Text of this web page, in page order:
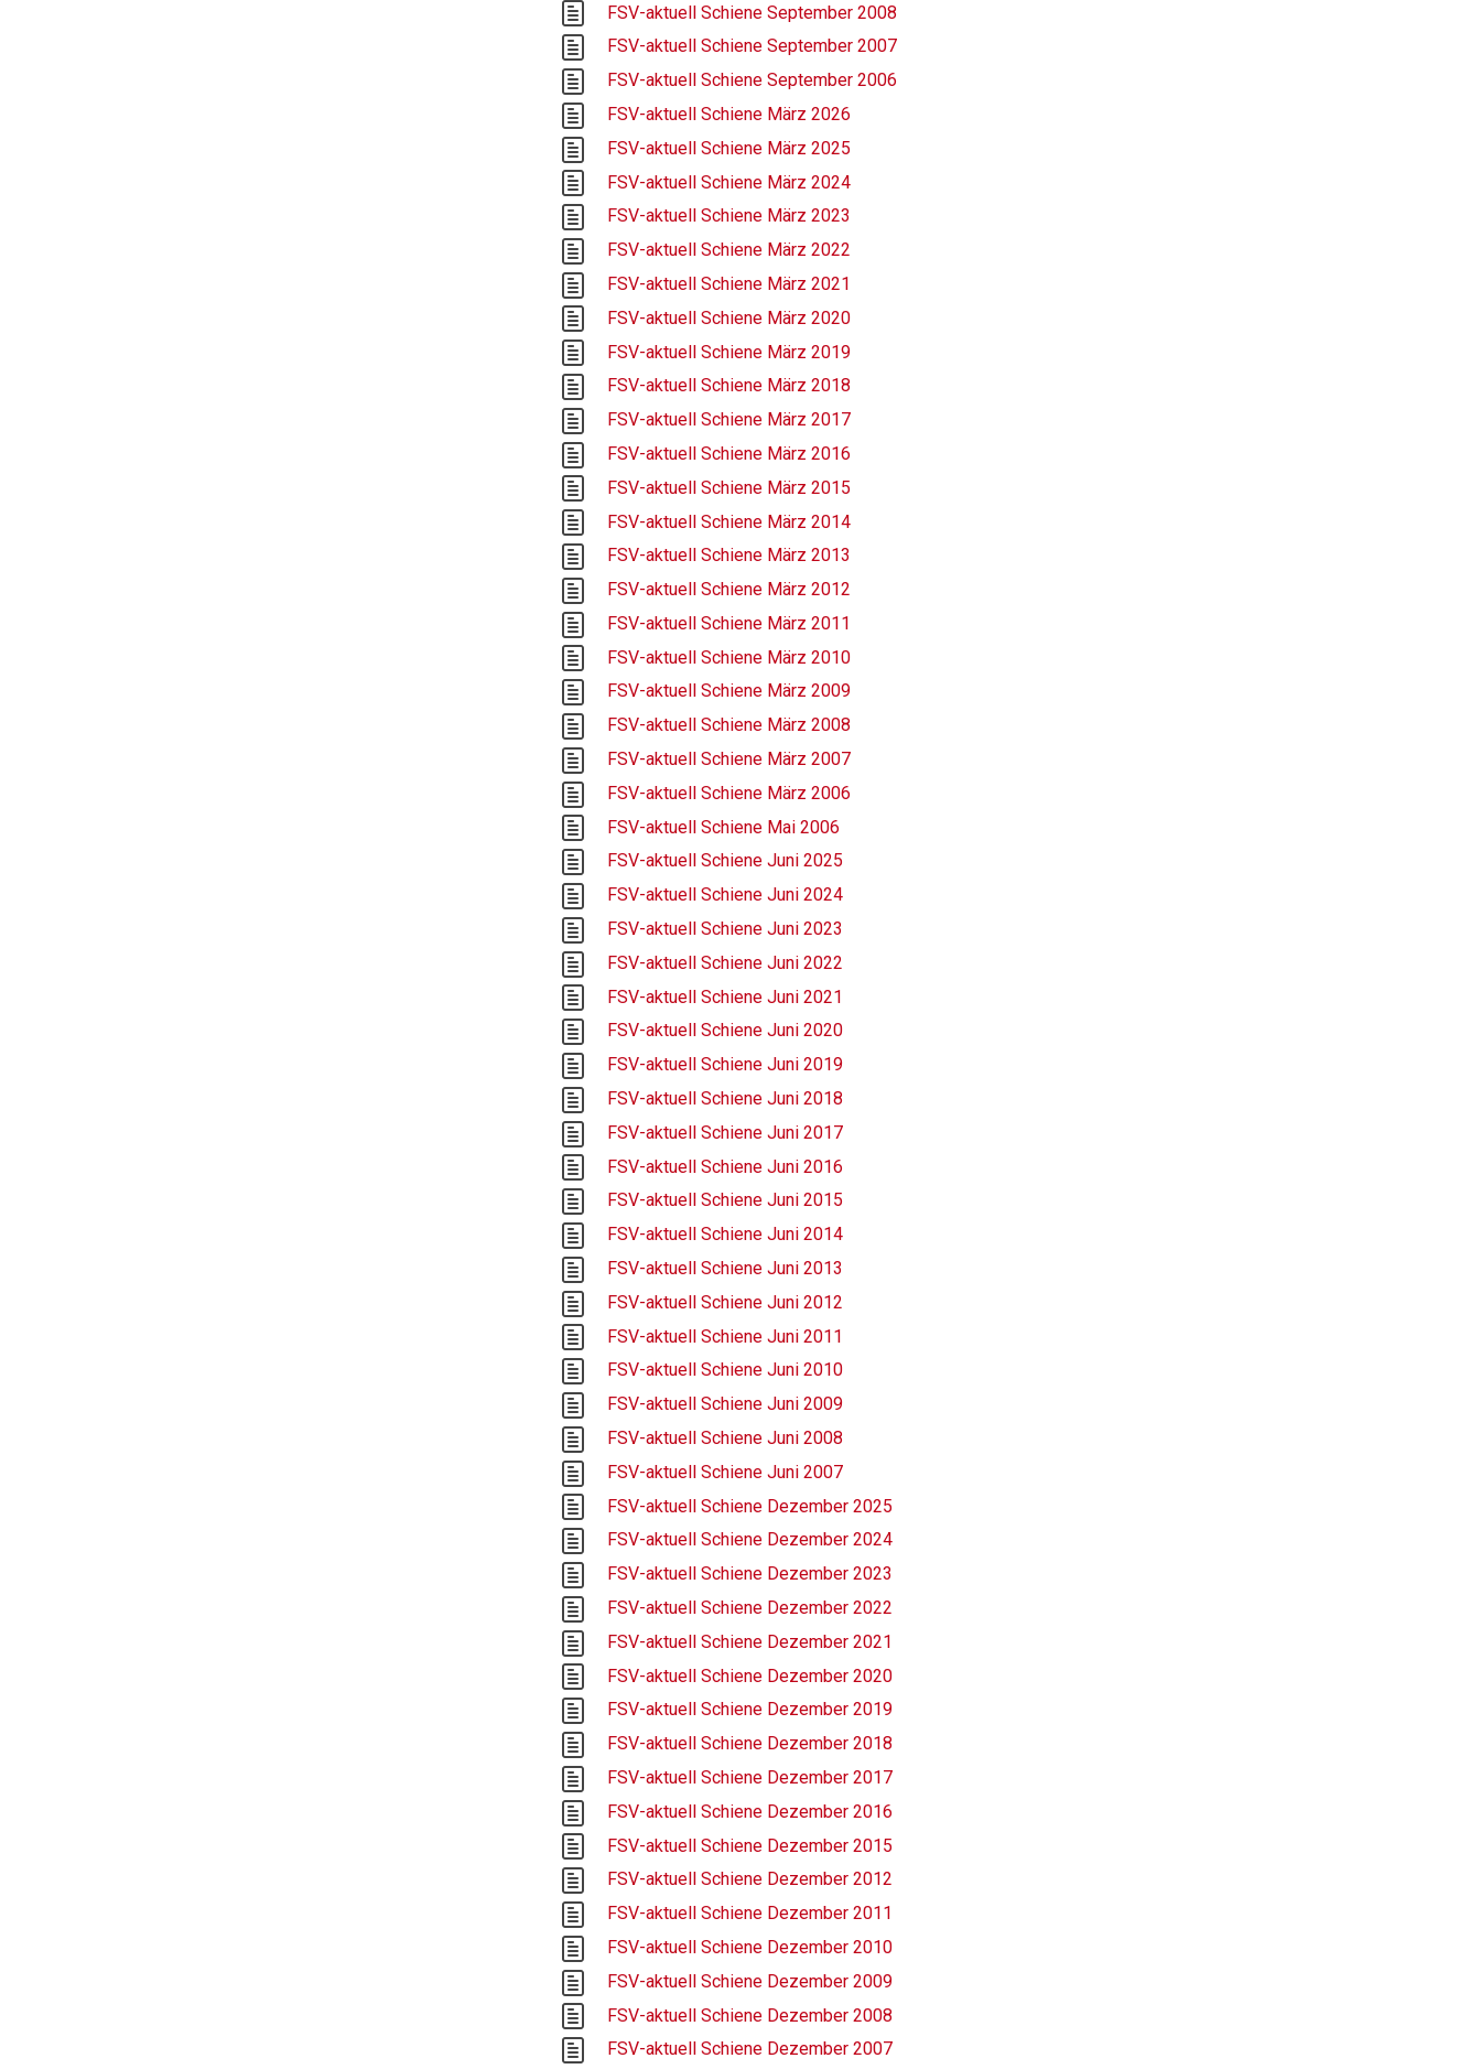
FSV-aktuell Schiene September 2008
FSV-aktuell Schiene September 2007
FSV-aktuell Schiene September 2006
FSV-aktuell Schiene März 2026
FSV-aktuell Schiene März 2025
FSV-aktuell Schiene März 2024
FSV-aktuell Schiene März 2023
FSV-aktuell Schiene März 2022
FSV-aktuell Schiene März 2021
FSV-aktuell Schiene März 2020
FSV-aktuell Schiene März 2019
FSV-aktuell Schiene März 2018
FSV-aktuell Schiene März 2017
FSV-aktuell Schiene März 2016
FSV-aktuell Schiene März 2015
FSV-aktuell Schiene März 2014
FSV-aktuell Schiene März 2013
FSV-aktuell Schiene März 2012
FSV-aktuell Schiene März 2011
FSV-aktuell Schiene März 2010
FSV-aktuell Schiene März 2009
FSV-aktuell Schiene März 2008
FSV-aktuell Schiene März 2007
FSV-aktuell Schiene März 2006
FSV-aktuell Schiene Mai 2006
FSV-aktuell Schiene Juni 2025
FSV-aktuell Schiene Juni 2024
FSV-aktuell Schiene Juni 2023
FSV-aktuell Schiene Juni 2022
FSV-aktuell Schiene Juni 2021
FSV-aktuell Schiene Juni 2020
FSV-aktuell Schiene Juni 2019
FSV-aktuell Schiene Juni 2018
FSV-aktuell Schiene Juni 2017
FSV-aktuell Schiene Juni 2016
FSV-aktuell Schiene Juni 2015
FSV-aktuell Schiene Juni 2014
FSV-aktuell Schiene Juni 2013
FSV-aktuell Schiene Juni 2012
FSV-aktuell Schiene Juni 2011
FSV-aktuell Schiene Juni 2010
FSV-aktuell Schiene Juni 2009
FSV-aktuell Schiene Juni 2008
FSV-aktuell Schiene Juni 2007
FSV-aktuell Schiene Dezember 2025
FSV-aktuell Schiene Dezember 2024
FSV-aktuell Schiene Dezember 2023
FSV-aktuell Schiene Dezember 2022
FSV-aktuell Schiene Dezember 2021
FSV-aktuell Schiene Dezember 2020
FSV-aktuell Schiene Dezember 2019
FSV-aktuell Schiene Dezember 2018
FSV-aktuell Schiene Dezember 2017
FSV-aktuell Schiene Dezember 2016
FSV-aktuell Schiene Dezember 2015
FSV-aktuell Schiene Dezember 2012
FSV-aktuell Schiene Dezember 2011
FSV-aktuell Schiene Dezember 2010
FSV-aktuell Schiene Dezember 2009
FSV-aktuell Schiene Dezember 2008
FSV-aktuell Schiene Dezember 2007